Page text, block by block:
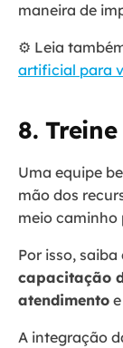
maneira de
⚙️ Leia
artificial para
8.
Uma equipe
mão dos
meio caminho
Por isso,
capacitação
atendimento
A integração